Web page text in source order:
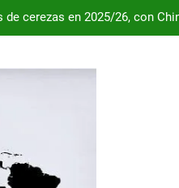
cerezas en 2025/26, con
de cerezas en 2025/26, con